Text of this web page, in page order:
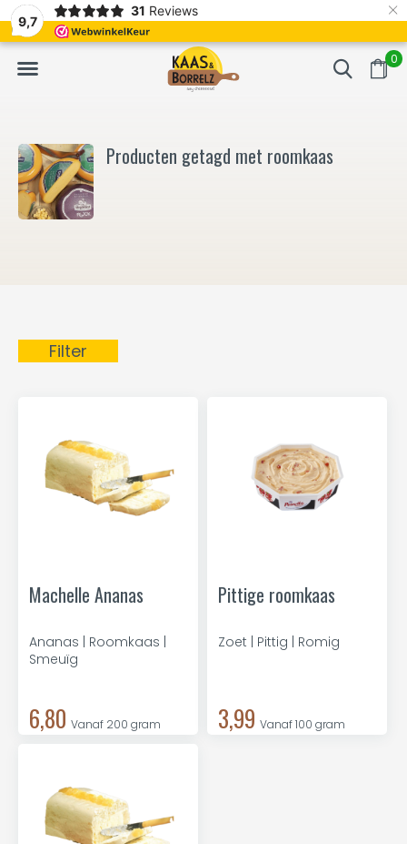
9,7
31 Reviews ×
0
Vers van het mes en gevacumeerd Vaak volgende
Producten getagd met roomkaas
Filter
Machelle Ananas
Ananas | Roomkaas |
Smeuïg
6,80 Vanaf 200 gram
Pittige roomkaas
Zoet | Pittig | Romig
3,99 Vanaf 100 gram